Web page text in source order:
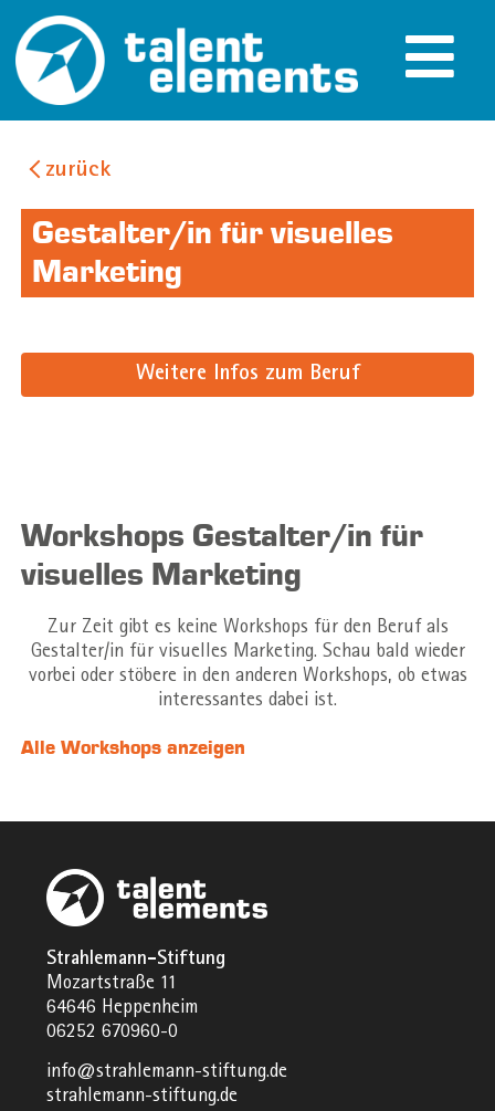
zurück
Gestalter/in für visuelles
Marketing
Weitere Infos zum Beruf
Workshops Gestalter/in für
visuelles Marketing
Zur Zeit gibt es keine Workshops für den Beruf als
Gestalter/in für visuelles Marketing. Schau bald wieder
vorbei oder stöbere in den anderen Workshops, ob etwas
interessantes dabei ist.
Alle Workshops anzeigen
Strahlemann-Stiftung
Mozartstraße 11
64646 Heppenheim
06252 670960-0
info@strahlemann-stiftung.de
strahlemann-stiftung.de